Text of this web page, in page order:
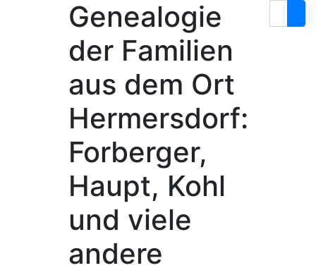
Genealogie
der Familien
aus dem Ort
Hermersdorf:
Forberger,
Haupt, Kohl
und viele
andere